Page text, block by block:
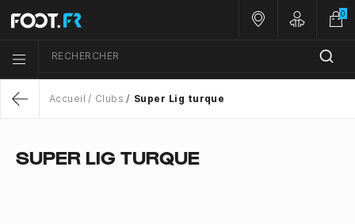
Menu list icon
RECHERCHER
Nos magasins
Customer
0
Accueil Clubs Super Lig turque
SUPER LIG TURQUE